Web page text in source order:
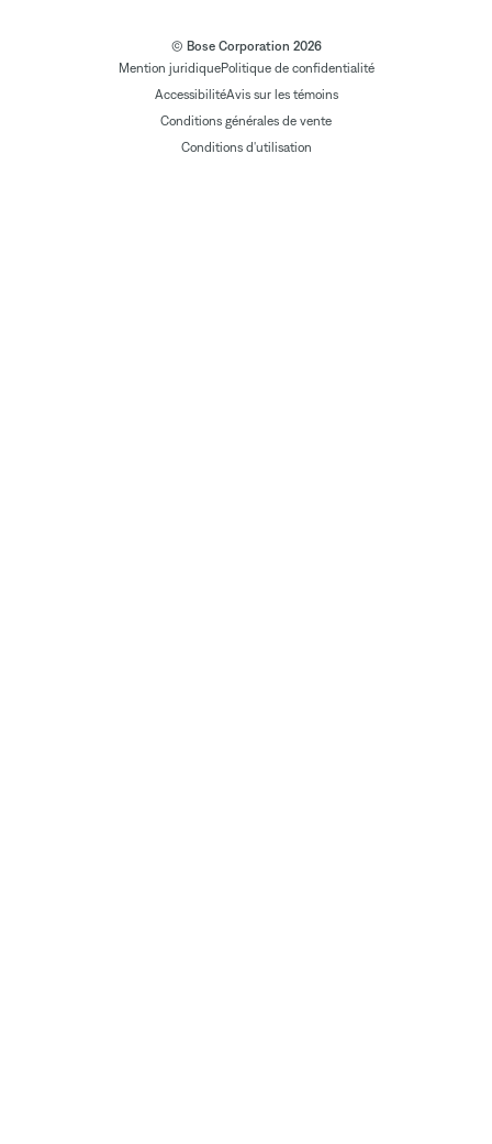
© Bose Corporation 2026
Mention juridiquePolitique de confidentialité
AccessibilitéAvis sur les témoins
Conditions générales de vente
Conditions d'utilisation